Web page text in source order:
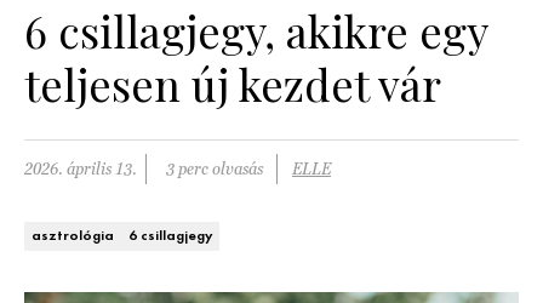
SZÉPSÉG
KULTÚRA
PSZICHÉ
ÉLETMÓD
6 csillagjegy, akikre egy
teljesen új kezdet vár
2026. április 13. 3 perc olvasás ELLE
asztrológia 6 csillagjegy